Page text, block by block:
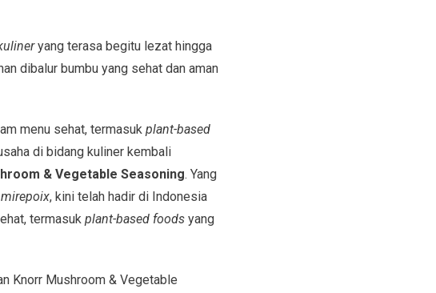
yang terasa begitu lezat hingga
dibalur bumbu yang sehat dan aman
menu sehat, termasuk plant-based
di bidang kuliner kembali
& Vegetable Seasoning. Yang
mirepoix, kini telah hadir di Indonesia
termasuk plant-based foods yang
Knorr Mushroom & Vegetable